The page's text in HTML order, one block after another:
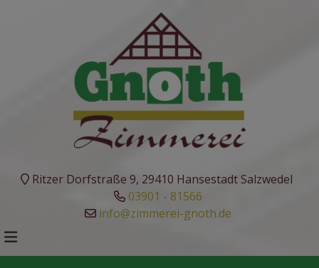
Ritzer Dorfstraße 9, 29410 Hansestadt Salzwedel
03901 - 81566
info@zimmerei-gnoth.de